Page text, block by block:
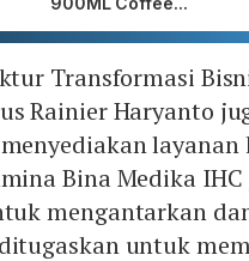
Transformasi
Rainier Haryanto
layanan
Bina Medika
mengantarkan
untuk